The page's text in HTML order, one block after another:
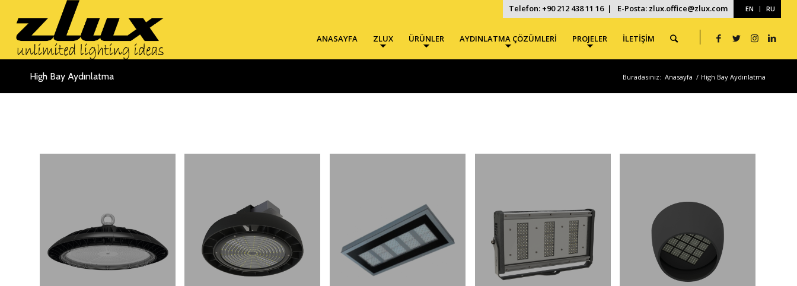
EN RU
Telefon: +90 212 438 11 16 | E-Posta: zlux.office@zlux.com
ANASAYFA ZLUX ÜRÜNLER AYDINLATMA ÇÖZÜMLERİ PROJELER İLETİŞİM
High Bay Aydınlatma Buradasınız: Anasayfa / High Bay Aydınlatma